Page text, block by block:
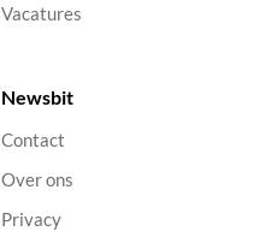
Vacatures
Newsbit
Contact
Over ons
Privacy